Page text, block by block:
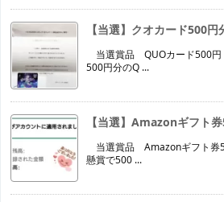
【当選】クオカード500円
当選賞品 QUOカード500
500円分のQ ...
【当選】Amazonギフト
当選賞品 Amazonギフト
懸賞で500 ...